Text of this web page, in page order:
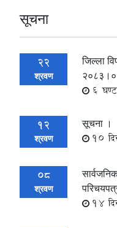
सूचना
22
श्रवण
जिल्ला
6
12
श्रवण
सूचना ।
10
08
श्रवण
14